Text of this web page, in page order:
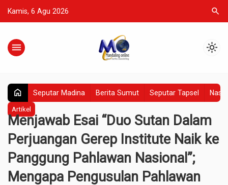
Kamis, 6 Agu 2026 search
menu light_mode
home Seputar Madina Berita Sumut Seputar Tapsel
Artikel
Menjawab Esai “Duo Sutan Dalam
Perjuangan Gerep Institute Naik ke
Panggung Pahlawan Nasional”;
Mengapa Pengusulan Pahlawan